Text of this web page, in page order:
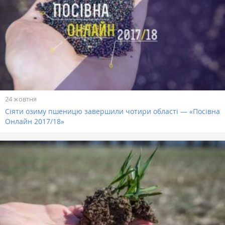
24 жовтня
Сіяти озиму пшеницю завершили чотири області — «Посівна
Онлайн 2017/18»